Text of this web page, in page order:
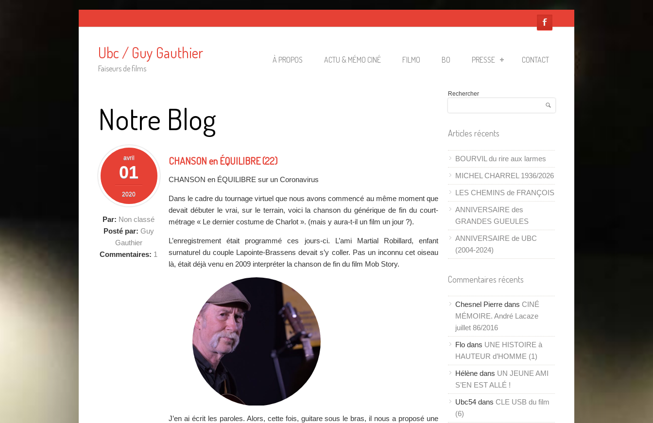
Ubc / Guy Gauthier
Faiseurs de films
À PROPOS ACTU & MÉMO CINÉ FILMO BO PRESSE CONTACT
Notre Blog
avril
01
2020
Par: Non classé
Posté par: Guy
Gauthier
Commentaires: 1
CHANSON en ÉQUILIBRE (22)
CHANSON en ÉQUILIBRE sur un Coronavirus
Dans le cadre du tournage virtuel que nous avons commencé au même moment que
devait débuter le vrai, sur le terrain, voici la chanson du générique de fin du court-
métrage « Le dernier costume de Charlot ». (mais y aura-t-il un film un jour ?).
L’enregistrement était programmé ces jours-ci. L’ami Martial Robillard, enfant
surnaturel du couple Lapointe-Brassens devait s’y coller. Pas un inconnu cet oiseau
là, était déjà venu en 2009 interpréter la chanson de fin du film Mob Story.
J’en ai écrit les paroles. Alors, cette fois, guitare sous le bras, il nous a proposé une
Rechercher
Articles récents
BOURVIL du rire aux larmes
MICHEL CHARREL 1936/2026
LES CHEMINS de FRANÇOIS
ANNIVERSAIRE des
GRANDES GUEULES
ANNIVERSAIRE de UBC
(2004-2024)
Commentaires récents
Chesnel Pierre dans CINÉ
MÉMOIRE. André Lacaze
juillet 86/2016
Flo dans UNE HISTOIRE à
HAUTEUR d’HOMME (1)
Hélène dans UN JEUNE AMI
S’EN EST ALLÉ !
Ubc54 dans CLE USB du film
(6)